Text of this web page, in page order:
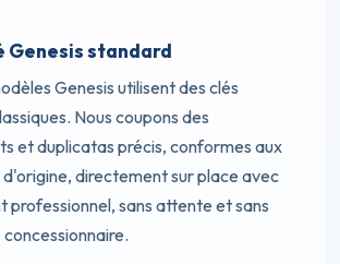
Genesis standard
Genesis utilisent des clés
Nous coupons des
et duplicatas précis, conformes aux
directement sur place avec
professionnel, sans attente et sans